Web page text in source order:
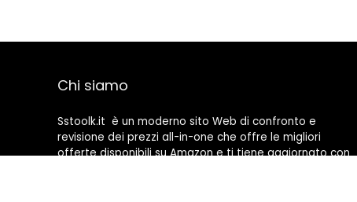
Chi siamo
Sstoolk.it è un moderno sito Web di confronto e
revisione dei prezzi all-in-one che offre le migliori
offerte disponibili su Amazon e ti tiene aggiornato con